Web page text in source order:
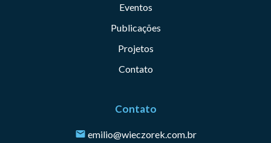
Eventos
Publicações
Projetos
Contato
Contato
emilio@wieczorek.com.br